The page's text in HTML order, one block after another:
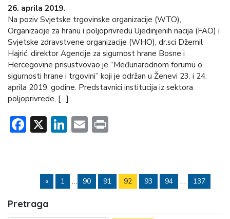
26. aprila 2019.
Na poziv Svjetske trgovinske organizacije (WTO),
Organizacije za hranu i poljoprivredu Ujedinjenih nacija (FAO) i
Svjetske zdravstvene organizacije (WHO), dr.sci Džemil
Hajrić, direktor Agencije za sigurnost hrane Bosne i
Hercegovine prisustvovao je “Međunarodnom forumu o
sigurnosti hrane i trgovini” koji je održan u Ženevi 23. i 24.
aprila 2019. godine. Predstavnici institucija iz sektora
poljoprivrede, […]
Facebook
X LinkedIn
Email
« 1 … 90 91 92 93 94 … 137
Pretraga